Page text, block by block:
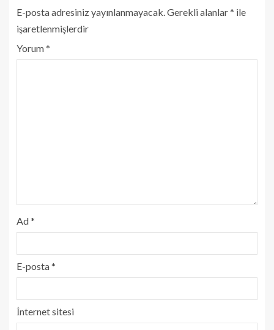
E-posta adresiniz yayınlanmayacak. Gerekli alanlar* ile
işaretlenmişlerdir
Yorum*
Ad*
E-posta*
İnternet sitesi